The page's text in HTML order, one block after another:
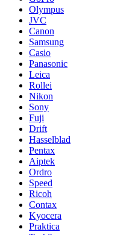
Olympus
JVC
Canon
Samsung
Casio
Panasonic
Leica
Rollei
Nikon
Sony
Fuji
Drift
Hasselblad
Pentax
Aiptek
Ordro
Speed
Ricoh
Contax
Kyocera
Praktica